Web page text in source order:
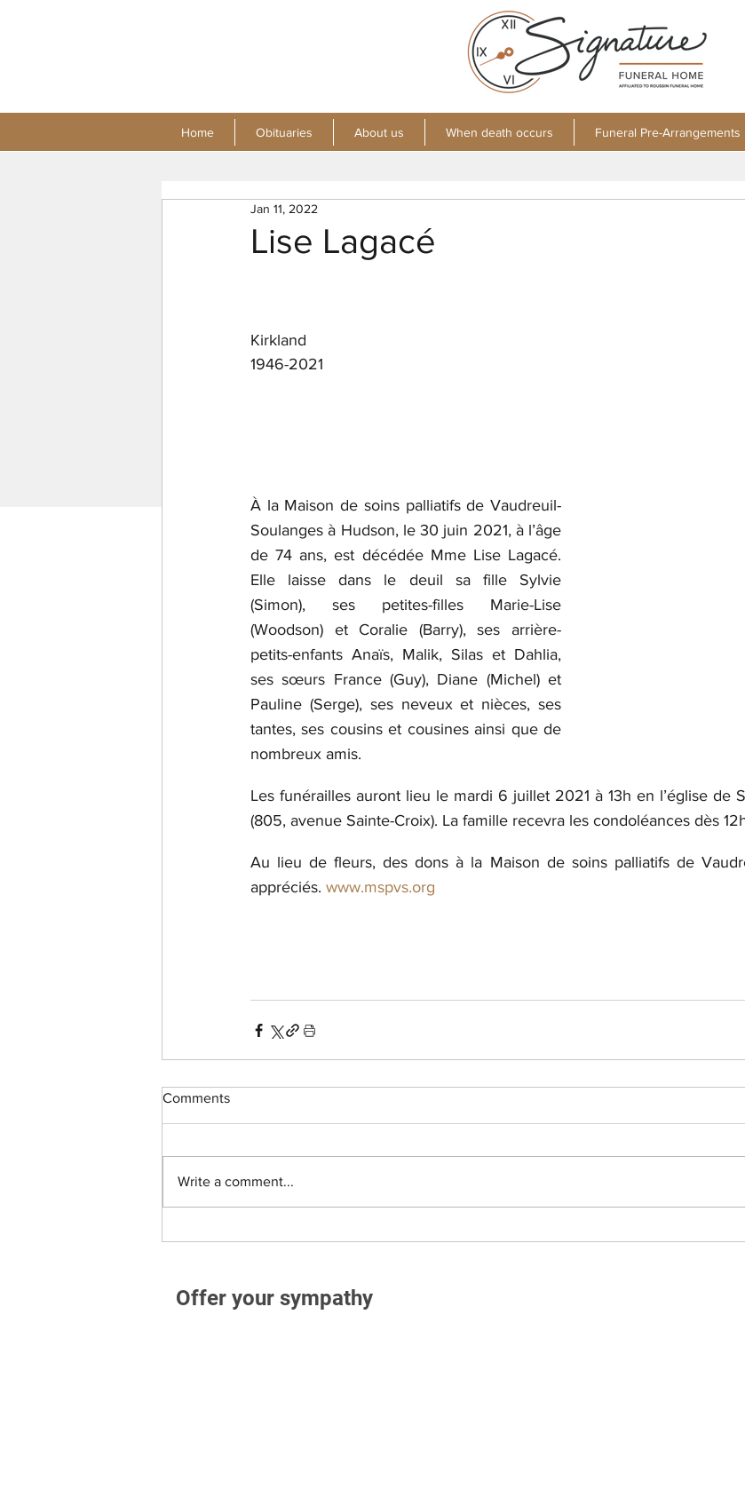
Home Obituaries About us When death occurs Funeral Pre-Arrangements
Lise Lagacé
Jan 11, 2022
Kirkland
1946-2021
À la Maison de soins palliatifs de Vaudreuil-
Soulanges à Hudson, le 30 juin 2021, à l’âge
de 74 ans, est décédée Mme Lise Lagacé.
Elle laisse dans le deuil sa fille Sylvie
(Simon), ses petites-filles Marie-Lise
(Woodson) et Coralie (Barry), ses arrière-
petits-enfants Anaïs, Malik, Silas et Dahlia,
ses sœurs France (Guy), Diane (Michel) et
Pauline (Serge), ses neveux et nièces, ses
tantes, ses cousins et cousines ainsi que de
nombreux amis.
Les funérailles auront lieu le mardi 6 juillet 2021 à 13h en l’église de
(805, avenue Sainte-Croix). La famille recevra les condoléances dès
Au lieu de fleurs, des dons à la Maison de soins palliatifs de
appréciés. www.mspvs.org
Comments
Write a comment...
Offer your sympathy